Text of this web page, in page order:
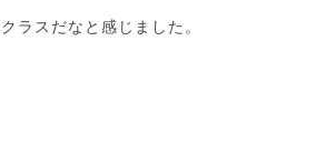
ラスだなと感じました。